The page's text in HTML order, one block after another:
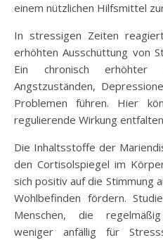
einem nützlichen Hilfsmittel
In stressigen Zeiten
erhöhten Ausschüttung von
Ein chronisch erhöhter
Angstzuständen,
Problemen führen. Hier
regulierende Wirkung
Die Inhaltsstoffe der
den Cortisolspiegel im
sich positiv auf die Stimmung
Wohlbefinden fördern.
Menschen, die
weniger anfällig für